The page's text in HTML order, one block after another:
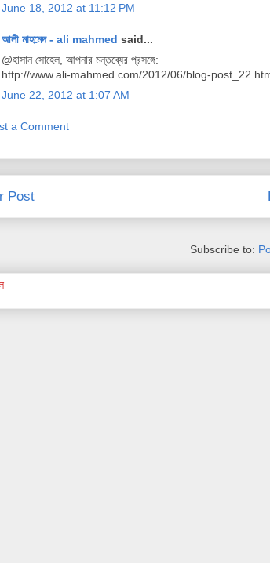
June 18, 2012 at 11:12 PM
আলী মাহমেদ - ali mahmed said...
@হাসান সোহেল, আপনার মন্তব্যের প্রসঙ্গে:
http://www.ali-mahmed.com/2012/06/blog-
June 22, 2012 at 1:07 AM
a Comment
Post
Subscribe to: